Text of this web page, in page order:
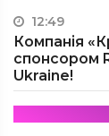
12:49
Компанія
спонсором
Ukraine!